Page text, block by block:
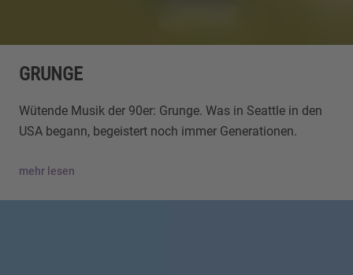
GRUNGE
Wütende Musik der 90er: Grunge. Was in Seattle in den
USA begann, begeistert noch immer Generationen.
mehr lesen